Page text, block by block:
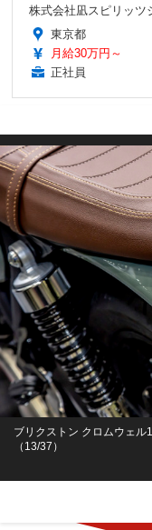
株式会社凪スピリッツ
東京都
月給30万円～
正社員
ブリクストン クロムウェル
（13/37）